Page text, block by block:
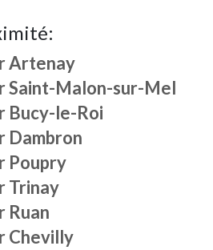
Artenay
Saint-Malon-sur-Mel
Bucy-le-Roi
Dambron
Poupry
Trinay
Ruan
Chevilly